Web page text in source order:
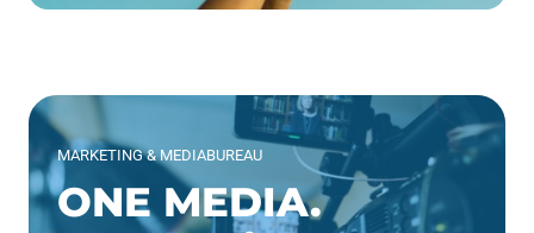
MARKETING & MEDIABUREAU
ONE MEDIA.